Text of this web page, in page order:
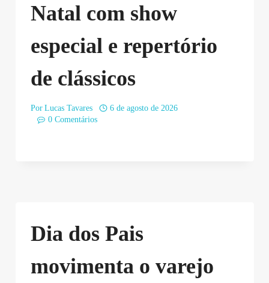
Natal com show
especial e repertório
de clássicos
Por Lucas Tavares
6 de agosto de 2026
0 Comentários
Dia dos Pais
movimenta o varejo